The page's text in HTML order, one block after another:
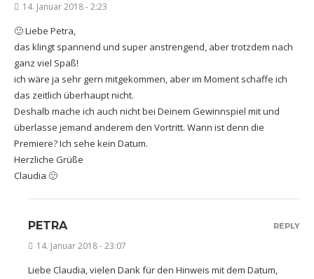
14. Januar 2018 - 2:23
🙂 Liebe Petra,
das klingt spannend und super anstrengend, aber trotzdem nach
ganz viel Spaß!
ich wäre ja sehr gern mitgekommen, aber im Moment schaffe ich
das zeitlich überhaupt nicht.
Deshalb mache ich auch nicht bei Deinem Gewinnspiel mit und
überlasse jemand anderem den Vortritt. Wann ist denn die
Premiere? Ich sehe kein Datum.
Herzliche Grüße
Claudia 🙂
PETRA
14. Januar 2018 - 23:07
Liebe Claudia, vielen Dank für den Hinweis mit dem Datum,
REPLY